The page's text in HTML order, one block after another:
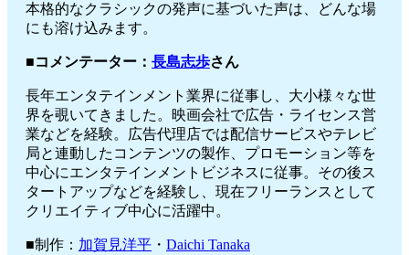
本格的なクラシックの発声に基づいた声は、どんな場
にも溶け込みます。
■コメンテーター： 長島志歩さん
長年エンタテインメント業界に従事し、大小様々な世
界を覗いてきました。映画会社で広告・ライセンス営
業などを経験。広告代理店では配信サービスやテレビ
局と連動したコンテンツの製作、プロモーション等を
中心にエンタテインメントビジネスに従事。その後ス
タートアップなどを経験し、現在フリーランスとして
クリエイティブ中心に活躍中。
■制作： 加賀見洋平 ・ Daichi Tanaka